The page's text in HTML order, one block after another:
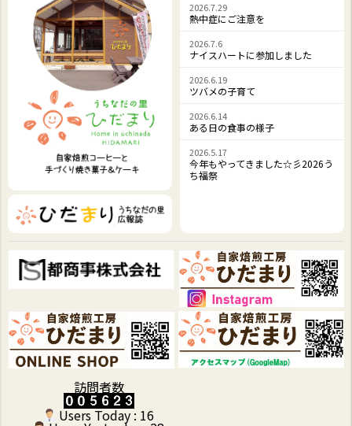
2026.7.29
熱中症にご注意を
2026.7.6
ナイスハートに参加しました
2026.6.19
ツバメの子育て
2026.6.14
ある日の食事の様子
2026.5.17
今年もやってきました☆彡2026う
ち福祭
訪問者数
Users Today : 16